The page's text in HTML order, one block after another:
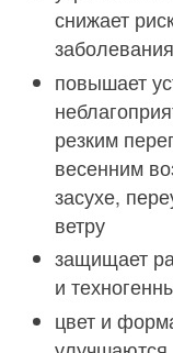
снижает
повышает
резким
весенним
засухе,
ветру
защищает
и
цвет и